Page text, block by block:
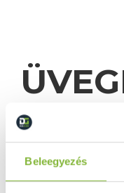
Beleegyezés